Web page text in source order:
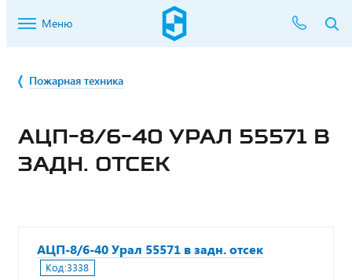
Меню
Пожарная техника
АЦП-8/6-40 УРАЛ 55571 В
ЗАДН. ОТСЕК
АЦП-8/6-40 Урал 55571 в задн. отсек
Код:3338